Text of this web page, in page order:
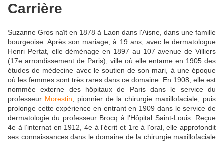
Carrière
Suzanne Gros naît en 1878 à Laon dans l'Aisne, dans une famille
bourgeoise. Après son mariage, à 19 ans, avec le dermatologue
Henri Pertat, elle déménage en 1897 au 107 avenue de Villiers
(17e arrondissement de Paris), ville où elle entame en 1905 des
études de médecine avec le soutien de son mari, à une époque
où les femmes sont très rares dans ce domaine. En 1908, elle est
nommée externe des hôpitaux de Paris dans le service du
professeur Morestin , pionnier de la chirurgie maxillofaciale, puis
prolonge cette expérience en entrant en 1909 dans le service de
dermatologie du professeur Brocq à l'Hôpital Saint-Louis. Reçue
4e à l’internat en 1912, 4e à l'écrit et 1re à l'oral, elle approfondit
ses connaissances dans le domaine de la chirurgie maxillofaciale